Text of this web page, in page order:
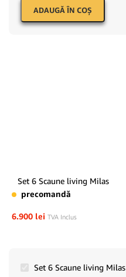
ADAUGĂ ÎN COŞ
Set 6 Scaune living Milas
precomandă
6.900 lei TVA Inclus
Set 6 Scaune living Milas